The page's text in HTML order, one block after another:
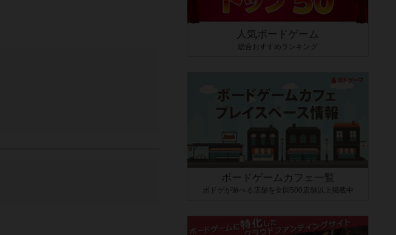
人気ボードゲーム
総合おすすめランキング
ボードゲームカフェ一覧
ボドゲが遊べる店舗を全国500店舗以上掲載中